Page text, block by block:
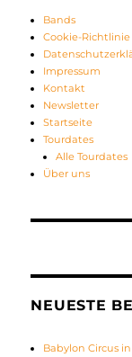
Bands
Cookie-Richtlinie
Impressum
Kontakt
Newsletter
Startseite
Tourdates
Alle Tourdates
Über uns
NEUESTE
Babylon Circus